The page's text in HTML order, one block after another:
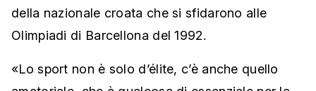
della nazionale croata che si sfidarono alle
Olimpiadi di Barcellona del 1992.
«Lo sport non è solo d’élite, c’è anche quello